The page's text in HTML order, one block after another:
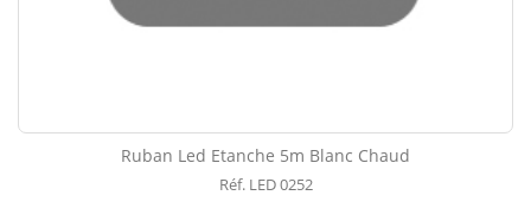
Ruban Led Etanche 5m Blanc Chaud
Réf. LED 0252